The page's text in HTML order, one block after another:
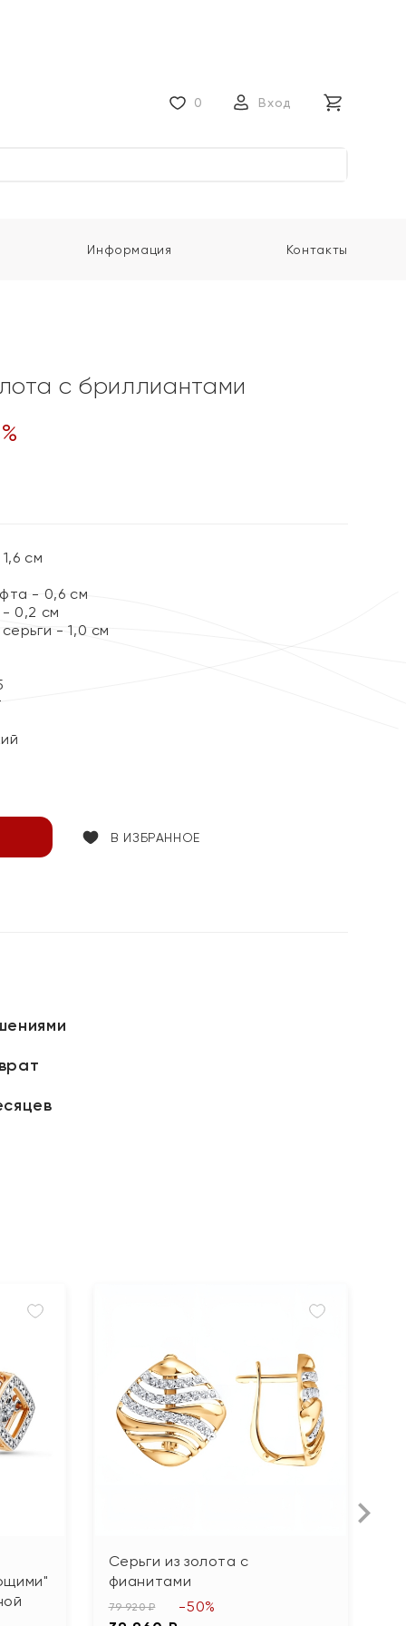
0 Вход
Информация Контакты
с бриллиантами
%
см
- 0,6 см
0,2 см
- 1,0 см
В ИЗБРАННОЕ
Серьги из золота с
фианитами
79 920 ₽ -50%